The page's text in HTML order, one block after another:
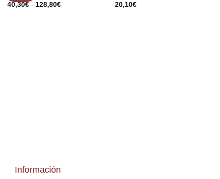
40,30€ - 128,80€
20,10€
Información